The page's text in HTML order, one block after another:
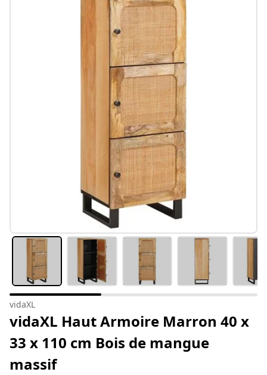
vidaXL
vidaXL Haut Armoire Marron 40 x
33 x 110 cm Bois de mangue
massif